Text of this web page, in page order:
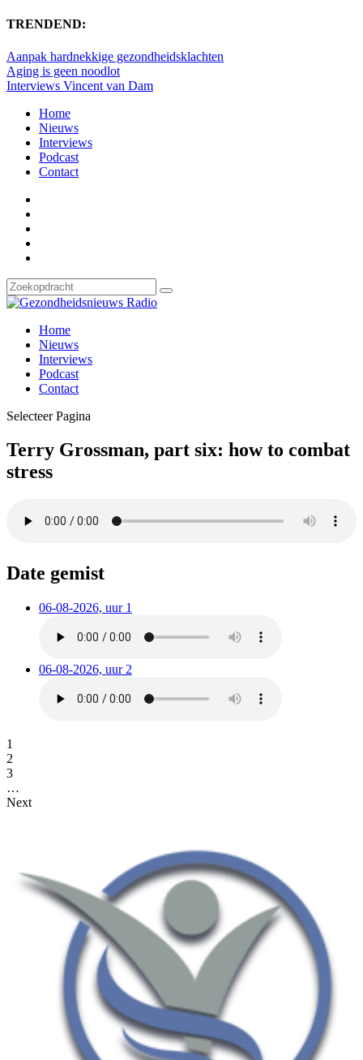
TRENDEND:
Aanpak hardnekkige gezondheidsklachten
Aging is geen noodlot
Interviews Vincent van Dam
Home
Nieuws
Interviews
Podcast
Contact
Home
Nieuws
Interviews
Podcast
Contact
Selecteer Pagina
Terry Grossman, part six: how to combat
stress
Date gemist
06-08-2026, uur 1
06-08-2026, uur 2
1
2
3
…
Next